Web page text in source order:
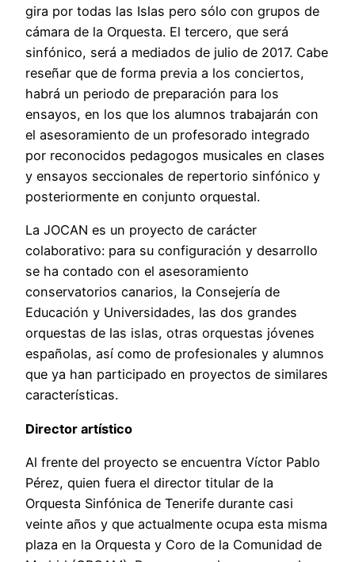
gira por todas las Islas pero sólo con grupos de
cámara de la Orquesta. El tercero, que será
sinfónico, será a mediados de julio de 2017. Cabe
reseñar que de forma previa a los conciertos,
habrá un periodo de preparación para los
ensayos, en los que los alumnos trabajarán con
el asesoramiento de un profesorado integrado
por reconocidos pedagogos musicales en clases
y ensayos seccionales de repertorio sinfónico y
posteriormente en conjunto orquestal.
La JOCAN es un proyecto de carácter
colaborativo: para su configuración y desarrollo
se ha contado con el asesoramiento
conservatorios canarios, la Consejería de
Educación y Universidades, las dos grandes
orquestas de las islas, otras orquestas jóvenes
españolas, así como de profesionales y alumnos
que ya han participado en proyectos de similares
características.
Director artístico
Al frente del proyecto se encuentra Víctor Pablo
Pérez, quien fuera el director titular de la
Orquesta Sinfónica de Tenerife durante casi
veinte años y que actualmente ocupa esta misma
plaza en la Orquesta y Coro de la Comunidad de